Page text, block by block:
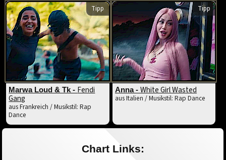
Tipp
Marwa Loud & Tk - Fendi
Gang
aus Frankreich / Musikstil: Rap
Dance
Tipp
Anna -White Girl Wasted
aus Italien / Musikstil: Rap Dance
Chart Links: